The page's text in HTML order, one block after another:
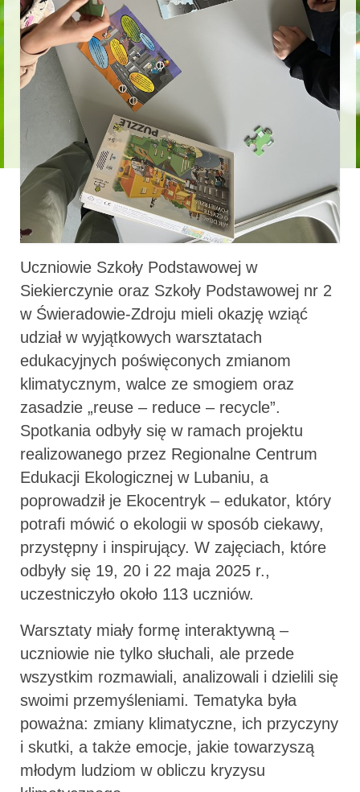
Uczniowie Szkoły Podstawowej w
Siekierczynie oraz Szkoły Podstawowej nr 2
w Świeradowie-Zdroju mieli okazję wziąć
udział w wyjątkowych warsztatach
edukacyjnych poświęconych zmianom
klimatycznym, walce ze smogiem oraz
zasadzie „reuse – reduce – recycle”.
Spotkania odbyły się w ramach projektu
realizowanego przez Regionalne Centrum
Edukacji Ekologicznej w Lubaniu, a
poprowadził je Ekocentryk – edukator, który
potrafi mówić o ekologii w sposób ciekawy,
przystępny i inspirujący. W zajęciach, które
odbyły się 19, 20 i 22 maja 2025 r.,
uczestniczyło około 113 uczniów.
Warsztaty miały formę interaktywną –
uczniowie nie tylko słuchali, ale przede
wszystkim rozmawiali, analizowali i dzielili się
swoimi przemyśleniami. Tematyka była
poważna: zmiany klimatyczne, ich przyczyny
i skutki, a także emocje, jakie towarzyszą
młodym ludziom w obliczu kryzysu